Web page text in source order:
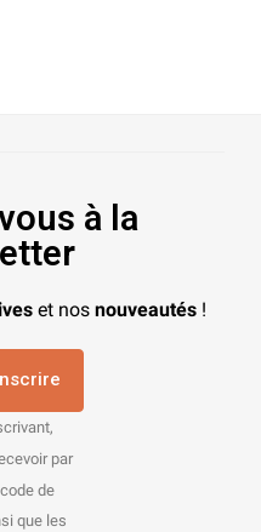
à la
et nos nouveautés !
par
de
que les